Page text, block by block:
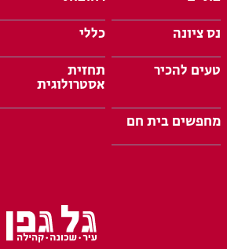
נס ציונה
כללי
טעים להכיר
תחזית
אסטרולוגית
מחפשים בית חם